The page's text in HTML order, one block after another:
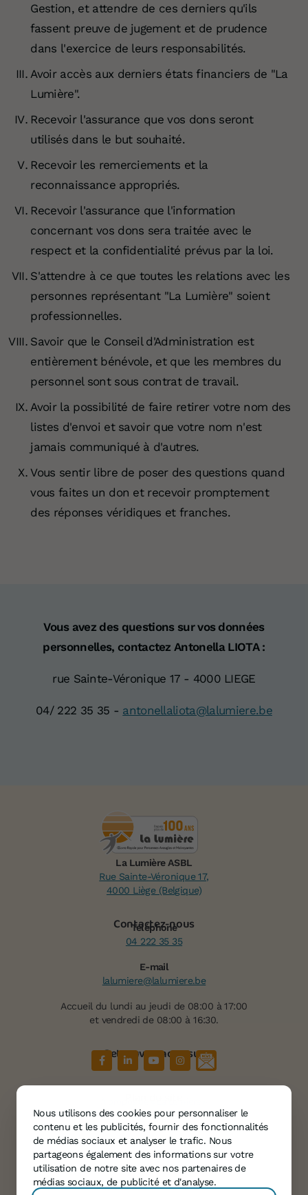
Gestion, et attendre de ces derniers qu'ils
fassent preuve de jugement et de prudence
dans l'exercice de leurs responsabilités.
Avoir accès aux derniers états financiers de "La
Lumière".
Recevoir l'assurance que vos dons seront
utilisés dans le but souhaité.
Recevoir les remerciements et la
reconnaissance appropriés.
Recevoir l'assurance que l'information
concernant vos dons sera traitée avec le
respect et la confidentialité prévus par la loi.
S'attendre à ce que toutes les relations avec les
personnes représentant "La Lumière" soient
professionnelles.
Savoir que le Conseil d'Administration est
entièrement bénévole, et que les membres du
personnel sont sous contrat de travail.
Avoir la possibilité de faire retirer votre nom des
listes d'envoi et savoir que votre nom n'est
jamais communiqué à d'autres.
Vous sentir libre de poser des questions quand
vous faites un don et recevoir promptement
des réponses véridiques et franches.
Vous avez des questions sur vos données
personnelles, contactez Antonella LIOTA :
rue Sainte-Véronique 17 - 4000 LIEGE
04/ 222 35 35 - antonellaliota@lalumiere.be
Nous utilisons des cookies pour personnaliser le
contenu et les publicités, fournir des fonctionnalités
de médias sociaux et analyser le trafic. Nous
partageons également des informations sur votre
utilisation de notre site avec nos partenaires de
médias sociaux, de publicité et d'analyse.
La Lumière ASBL
Rue Sainte-Véronique 17,
4000 Liège (Belgique)
Contactez-nous
Téléphone
04 222 35 35
E-mail
lalumiere@lalumiere.be
Accueil du lundi au jeudi de 08:00 à 17:00
et vendredi de 08:00 à 16:30.
Retrouvez-nous sur
Services
Témoignages
Agenda
Informations